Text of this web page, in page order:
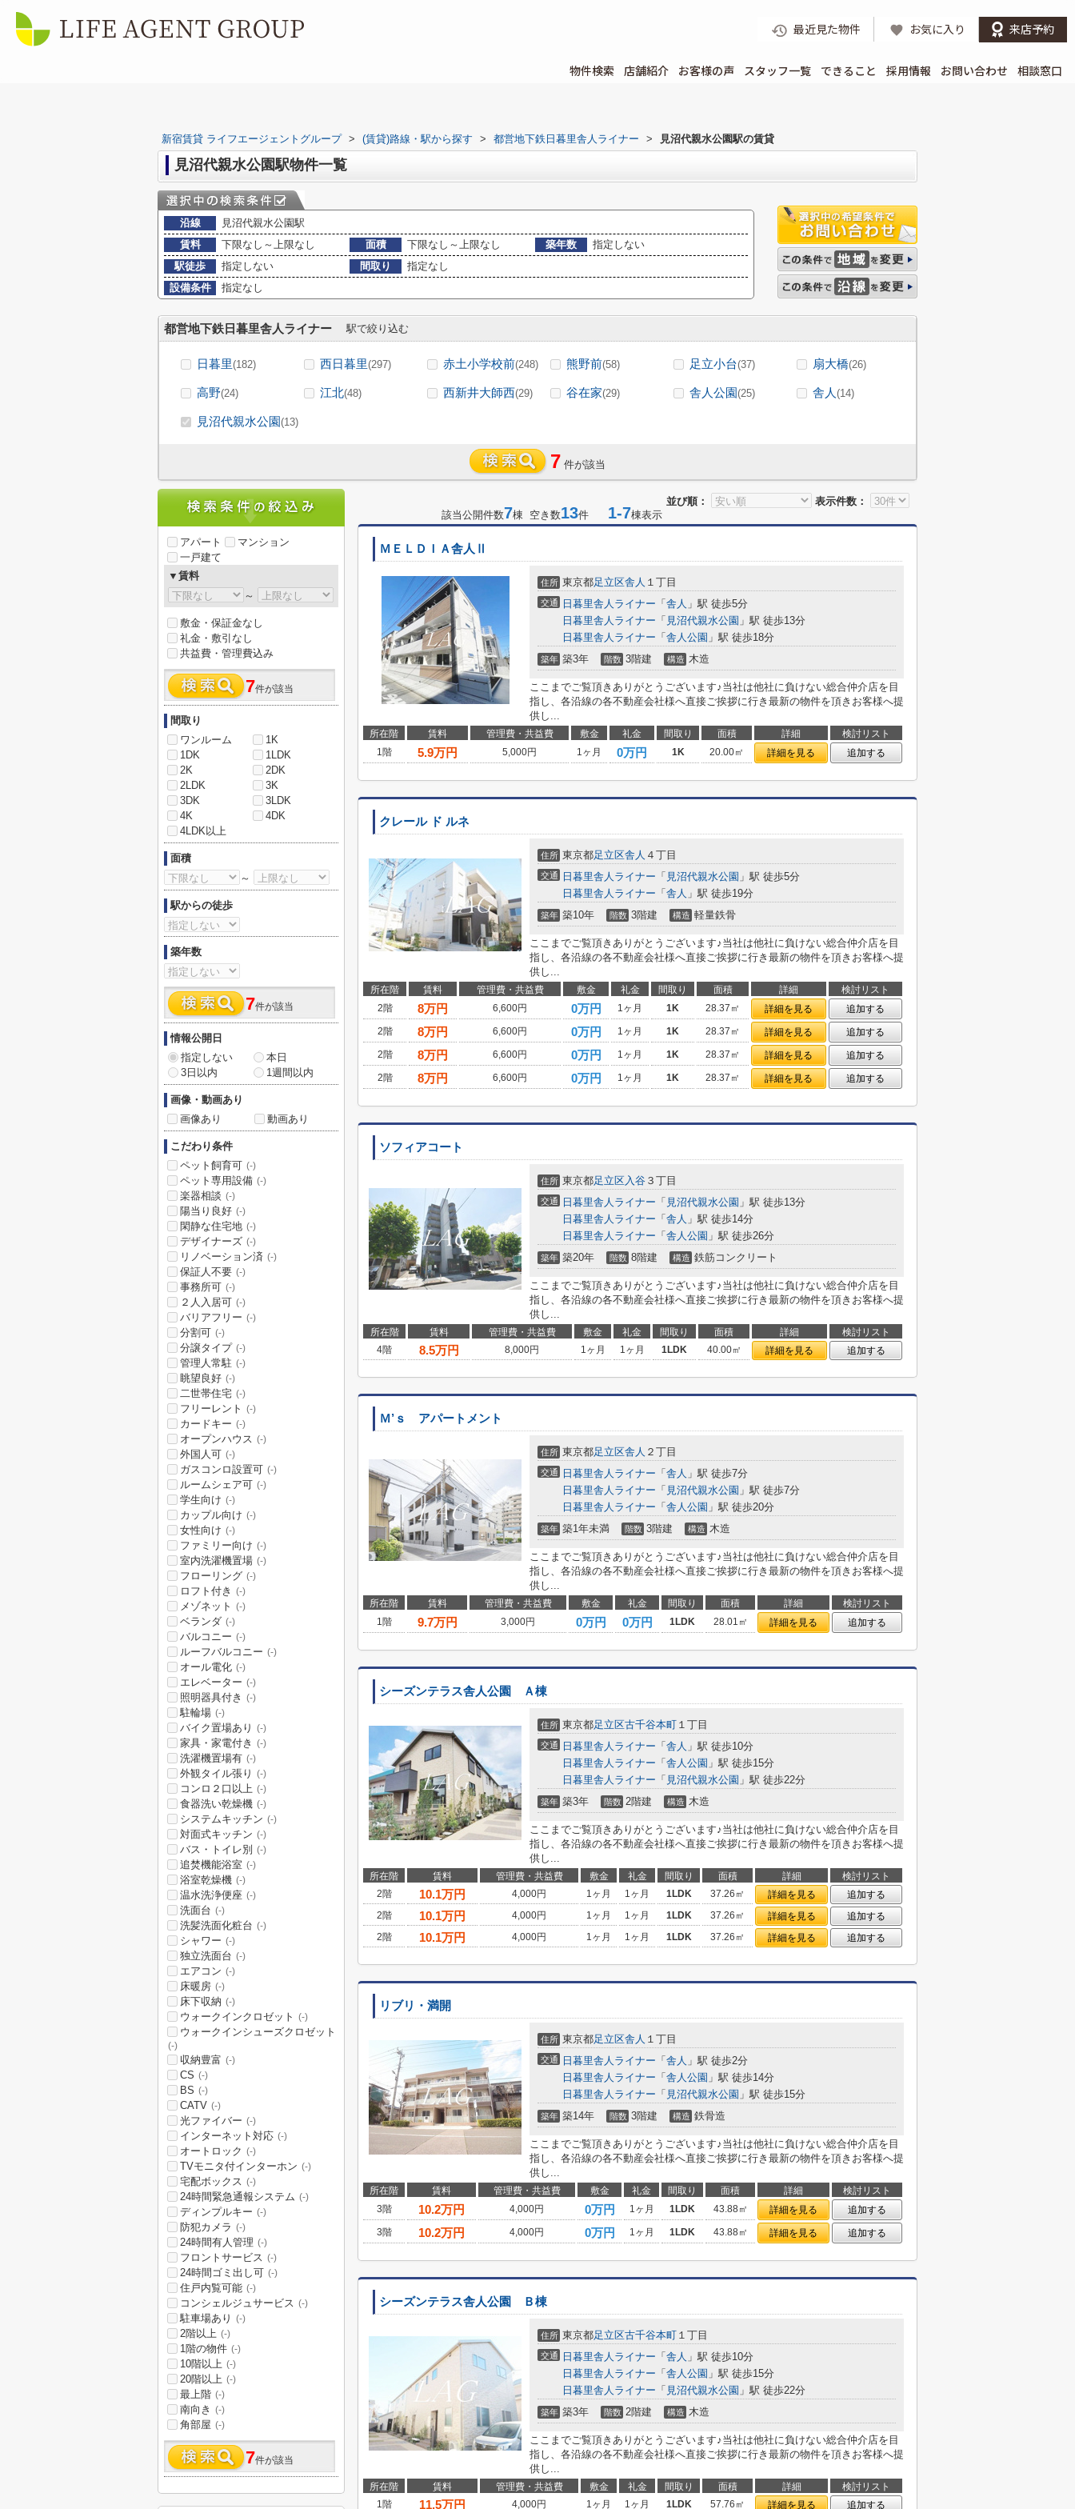
最近見た物件 お気に入り 来店予約
物件検索 店舗紹介 お客様の声 スタッフ一覧 できること 採用情報 お問い合わせ 相談窓口
新宿賃貸 ライフエージェントグループ > (賃貸)路線・駅から探す > 都営地下鉄日暮里舎人ライナー > 見沼代親水公園駅の賃貸
見沼代親水公園駅物件一覧
沿線
見沼代親水公園駅
賃料
下限なし～上限なし 面積 下限なし～上限なし 築年数
指定しない
駅徒歩
指定しない 間取り
指定なし
設備条件
指定なし
都営地下鉄日暮里舎人ライナー 駅で絞り込む
日暮里(182) 西日暮里(297) 赤土小学校前(248) 熊野前(58) 足立小台(37) 扇大橋(26)
高野(24) 江北(48) 西新井大師西(29) 谷在家(29) 舎人公園(25) 舎人 (14)
見沼代親水公園(13)
7 件が該当
並び順：
表示件数：
該当公開件数7棟 空き数13件 1-7棟表示
ＭＥＬＤＩＡ舎人Ⅱ
住所 東京都足立区舎人 １丁目
交通 日暮里舎人ライナー 「 舎人 」駅 徒歩5分
日暮里舎人ライナー 「 見沼代親水公園 」駅 徒歩13分
日暮里舎人ライナー 「 舎人公園 」駅 徒歩18分
築年 築3年 階数 3階建 構造 木造
ここまでご覧頂きありがとうございます♪当社は他社に負けない総合仲介店を目
指し、各沿線の各不動産会社様へ直接ご挨拶に行き最新の物件を頂きお客様へ提
供し...
所在階 賃料 管理費・共益費 敷金 礼金 間取り 面積 詳細
検討リスト
1階
5.9万円 5,000円 1ヶ月 0万円 1K 20.00㎡ 詳細を見る 追加する
クレール ド ルネ
住所 東京都足立区舎人 ４丁目
交通 日暮里舎人ライナー 「 見沼代親水公園 」駅 徒歩5分
日暮里舎人ライナー 「 舎人 」駅 徒歩19分
築年 築10年 階数 3階建 構造 軽量鉄骨
ここまでご覧頂きありがとうございます♪当社は他社に負けない総合仲介店を目
指し、各沿線の各不動産会社様へ直接ご挨拶に行き最新の物件を頂きお客様へ提
供し...
所在階 賃料 管理費・共益費 敷金 礼金 間取り 面積 詳細
検討リスト
2階
8万円 6,600円 0万円 1ヶ月 1K 28.37㎡ 詳細を見る
追加する
2階
8万円 6,600円 0万円 1ヶ月 1K 28.37㎡ 詳細を見る
追加する
2階
8万円 6,600円 0万円 1ヶ月 1K 28.37㎡ 詳細を見る
追加する
2階
8万円 6,600円 0万円 1ヶ月 1K 28.37㎡ 詳細を見る 追加する
ソフィアコート
住所 東京都足立区入谷 ３丁目
交通 日暮里舎人ライナー 「 見沼代親水公園 」駅 徒歩13分
日暮里舎人ライナー 「 舎人 」駅 徒歩14分
日暮里舎人ライナー 「 舎人公園 」駅 徒歩26分
築年 築20年 階数 8階建 構造 鉄筋コンクリート
ここまでご覧頂きありがとうございます♪当社は他社に負けない総合仲介店を目
指し、各沿線の各不動産会社様へ直接ご挨拶に行き最新の物件を頂きお客様へ提
供し...
所在階 賃料 管理費・共益費 敷金 礼金 間取り 面積 詳細
検討リスト
4階
8.5万円 8,000円 1ヶ月 1ヶ月 1LDK 40.00㎡ 詳細を見る 追加する
Ｍ’ｓ アパートメント
住所 東京都足立区舎人 ２丁目
交通 日暮里舎人ライナー 「 舎人 」駅 徒歩7分
日暮里舎人ライナー 「 見沼代親水公園 」駅 徒歩7分
日暮里舎人ライナー 「 舎人公園 」駅 徒歩20分
築年 築1年未満 階数 3階建 構造 木造
ここまでご覧頂きありがとうございます♪当社は他社に負けない総合仲介店を目
指し、各沿線の各不動産会社様へ直接ご挨拶に行き最新の物件を頂きお客様へ提
供し...
所在階 賃料 管理費・共益費 敷金 礼金 間取り 面積 詳細
検討リスト
1階
9.7万円 3,000円 0万円 0万円 1LDK 28.01㎡ 詳細を見る 追加する
シーズンテラス舎人公園 Ａ棟
住所 東京都足立区古千谷本町 １丁目
交通 日暮里舎人ライナー 「 舎人 」駅 徒歩10分
日暮里舎人ライナー 「 舎人公園 」駅 徒歩15分
日暮里舎人ライナー 「 見沼代親水公園 」駅 徒歩22分
築年 築3年 階数 2階建 構造 木造
ここまでご覧頂きありがとうございます♪当社は他社に負けない総合仲介店を目
指し、各沿線の各不動産会社様へ直接ご挨拶に行き最新の物件を頂きお客様へ提
供し...
所在階 賃料 管理費・共益費 敷金 礼金 間取り 面積 詳細
検討リスト
2階
10.1万円 4,000円 1ヶ月 1ヶ月 1LDK 37.26㎡ 詳細を見る
追加する
2階
10.1万円 4,000円 1ヶ月 1ヶ月 1LDK 37.26㎡ 詳細を見る
追加する
2階
10.1万円 4,000円 1ヶ月 1ヶ月 1LDK 37.26㎡ 詳細を見る 追加する
リブリ・満開
住所 東京都足立区舎人 １丁目
交通 日暮里舎人ライナー 「 舎人 」駅 徒歩2分
日暮里舎人ライナー 「 舎人公園 」駅 徒歩14分
日暮里舎人ライナー 「 見沼代親水公園 」駅 徒歩15分
築年 築14年 階数 3階建 構造 鉄骨造
ここまでご覧頂きありがとうございます♪当社は他社に負けない総合仲介店を目
指し、各沿線の各不動産会社様へ直接ご挨拶に行き最新の物件を頂きお客様へ提
供し...
所在階 賃料 管理費・共益費 敷金 礼金 間取り 面積 詳細
検討リスト
3階
10.2万円 4,000円 0万円 1ヶ月 1LDK 43.88㎡ 詳細を見る
追加する
3階
10.2万円 4,000円 0万円 1ヶ月 1LDK 43.88㎡ 詳細を見る 追加する
シーズンテラス舎人公園 Ｂ棟
住所 東京都足立区古千谷本町 １丁目
交通 日暮里舎人ライナー 「 舎人 」駅 徒歩10分
日暮里舎人ライナー 「 舎人公園 」駅 徒歩15分
日暮里舎人ライナー 「 見沼代親水公園 」駅 徒歩22分
築年 築3年 階数 2階建 構造 木造
ここまでご覧頂きありがとうございます♪当社は他社に負けない総合仲介店を目
指し、各沿線の各不動産会社様へ直接ご挨拶に行き最新の物件を頂きお客様へ提
供し...
所在階 賃料 管理費・共益費 敷金 礼金 間取り 面積 詳細
検討リスト
1階
11.5万円 4,000円 1ヶ月 1ヶ月 1LDK 57.76㎡ 詳細を見る 追加する
アパート
マンション
一戸建て
▼賃料
～
敷金・保証金なし
礼金・敷引なし
共益費・管理費込み
7件が該当
間取り
ワンルーム
1K
1DK
1LDK
2K
2DK
2LDK
3K
3DK
3LDK
4K
4DK
4LDK以上
面積
～
駅からの徒歩
築年数
7件が該当
情報公開日
指定しない
本日
3日以内
1週間以内
画像・動画あり
画像あり
動画あり
こだわり条件
ペット飼育可 (-)
ペット専用設備 (-)
楽器相談 (-)
陽当り良好 (-)
閑静な住宅地 (-)
デザイナーズ (-)
リノベーション済 (-)
保証人不要 (-)
事務所可 (-)
２人入居可 (-)
バリアフリー (-)
分割可 (-)
分譲タイプ (-)
管理人常駐 (-)
眺望良好 (-)
二世帯住宅 (-)
フリーレント (-)
カードキー (-)
オープンハウス (-)
外国人可 (-)
ガスコンロ設置可 (-)
ルームシェア可 (-)
学生向け (-)
カップル向け (-)
女性向け (-)
ファミリー向け (-)
室内洗濯機置場 (-)
フローリング (-)
ロフト付き (-)
メゾネット (-)
ベランダ (-)
バルコニー (-)
ルーフバルコニー (-)
オール電化 (-)
エレベーター (-)
照明器具付き (-)
駐輪場 (-)
バイク置場あり (-)
家具・家電付き (-)
洗濯機置場有 (-)
外観タイル張り (-)
コンロ２口以上 (-)
食器洗い乾燥機 (-)
システムキッチン (-)
対面式キッチン (-)
バス・トイレ別 (-)
追焚機能浴室 (-)
浴室乾燥機 (-)
温水洗浄便座 (-)
洗面台 (-)
洗髪洗面化粧台 (-)
シャワー (-)
独立洗面台 (-)
エアコン (-)
床暖房 (-)
床下収納 (-)
ウォークインクロゼット (-)
ウォークインシューズクロゼット
(-)
収納豊富 (-)
CS (-)
BS (-)
CATV (-)
光ファイバー (-)
インターネット対応 (-)
オートロック (-)
TVモニタ付インターホン (-)
宅配ボックス (-)
24時間緊急通報システム (-)
ディンプルキー (-)
防犯カメラ (-)
24時間有人管理 (-)
フロントサービス (-)
24時間ゴミ出し可 (-)
住戸内覧可能 (-)
コンシェルジュサービス (-)
駐車場あり (-)
2階以上 (-)
1階の物件 (-)
10階以上 (-)
20階以上 (-)
最上階 (-)
南向き (-)
角部屋 (-)
7件が該当